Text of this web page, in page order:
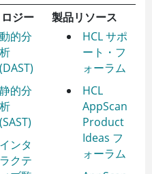
ジー
動的分
析
(DAST)
静的分
析
(SAST)
インタ
ラクテ
製品リソース
HCL サポ
ート・フ
ォーラム
HCL
AppScan
Product
Ideas フ
ォーラム